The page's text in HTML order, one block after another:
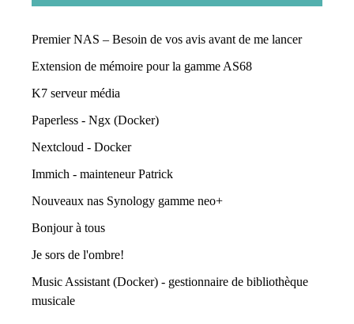
Premier NAS – Besoin de vos avis avant de me lancer
Extension de mémoire pour la gamme AS68
K7 serveur média
Paperless - Ngx (Docker)
Nextcloud - Docker
Immich - mainteneur Patrick
Nouveaux nas Synology gamme neo+
Bonjour à tous
Je sors de l'ombre!
Music Assistant (Docker) - gestionnaire de bibliothèque
musicale